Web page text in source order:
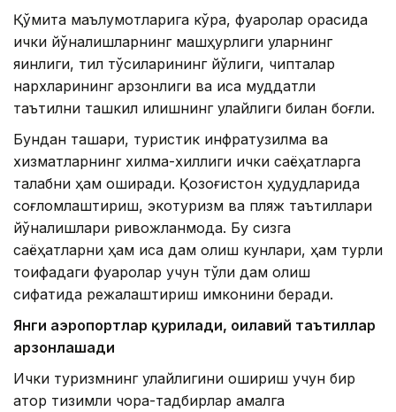
Қўмита маълумотларига кўра, фуқаролар орасида
ички йўналишларнинг машҳурлиги уларнинг
яқинлиги, тил тўсиқларининг йўқлиги, чипталар
нархларининг арзонлиги ва қисқа муддатли
таътилни ташкил қилишнинг қулайлиги билан боғлиқ.
Бундан ташқари, туристик инфратузилма ва
хизматларнинг хилма-хиллиги ички саёҳатларга
талабни ҳам оширади. Қозоғистон ҳудудларида
соғломлаштириш, экотуризм ва пляж таътиллари
йўналишлари ривожланмоқда. Бу сизга
саёҳатларни ҳам қисқа дам олиш кунлари, ҳам турли
тоифадаги фуқаролар учун тўлиқ дам олиш
сифатида режалаштириш имконини беради.
Янги аэропортлар қурилади, оилавий таътиллар
арзонлашади
Ички туризмнинг қулайлигини ошириш учун бир
қатор тизимли чора-тадбирлар амалга